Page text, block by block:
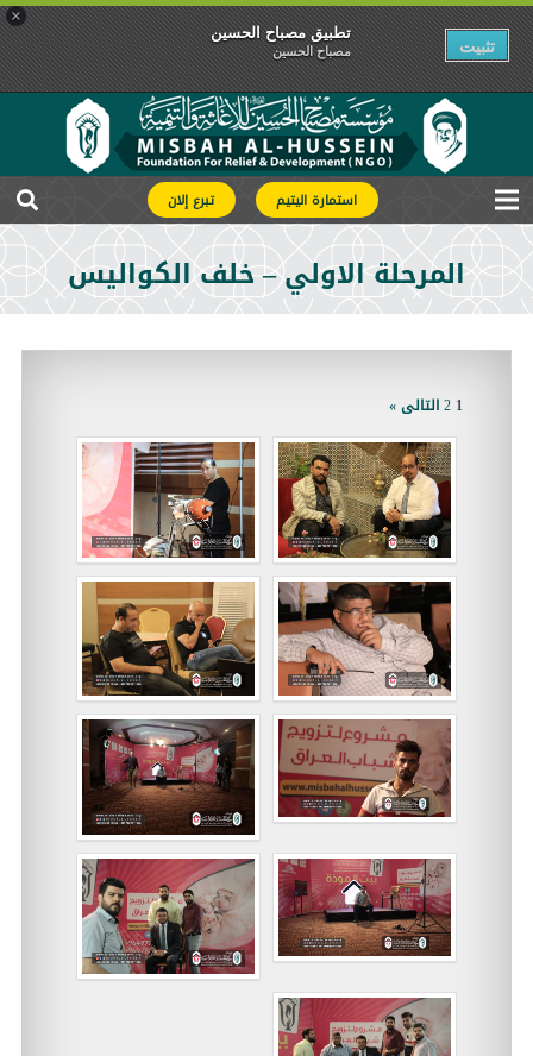
×
تطبیق مصباح الحسین
مصباح الحسین تثبیت
استمارة اليتيم تبرع إلان
المرحلة الاولي – خلف الكواليس
1
2التالى »